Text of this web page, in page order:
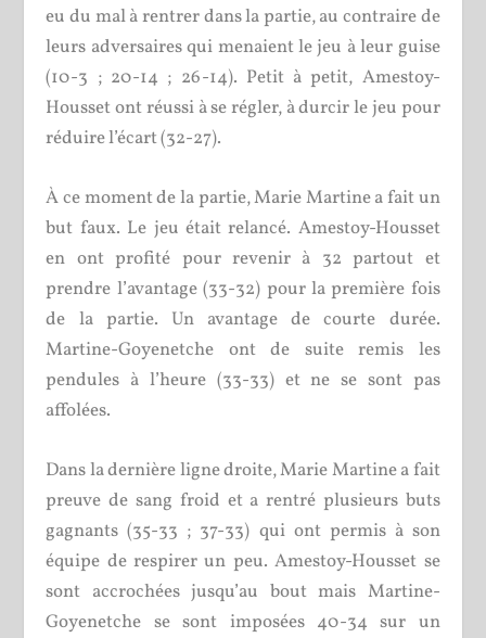
eu du mal à rentrer dans la partie, au contraire de
leurs adversaires qui menaient le jeu à leur guise
(10-3 ; 20-14 ; 26-14). Petit à petit, Amestoy-
Housset ont réussi à se régler, à durcir le jeu pour
réduire l’écart (32-27).
À ce moment de la partie, Marie Martine a fait un
but faux. Le jeu était relancé. Amestoy-Housset
en ont profité pour revenir à 32 partout et
prendre l’avantage (33-32) pour la première fois
de la partie. Un avantage de courte durée.
Martine-Goyenetche ont de suite remis les
pendules à l’heure (33-33) et ne se sont pas
affolées.
Dans la dernière ligne droite, Marie Martine a fait
preuve de sang froid et a rentré plusieurs buts
gagnants (35-33 ; 37-33) qui ont permis à son
équipe de respirer un peu. Amestoy-Housset se
sont accrochées jusqu’au bout mais Martine-
Goyenetche se sont imposées 40-34 sur un